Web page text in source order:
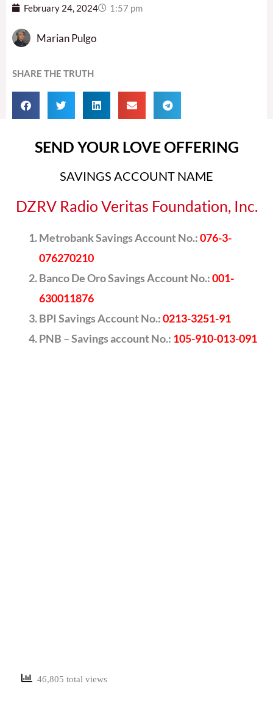
February 24, 2024 1:57 pm
Marian Pulgo
SHARE THE TRUTH
SEND YOUR LOVE OFFERING
SAVINGS ACCOUNT NAME
DZRV Radio Veritas Foundation, Inc.
Metrobank Savings Account No.:076-3-
076270210
Banco De Oro Savings Account No.:001-
630011876
BPI Savings Account No.:0213-3251-91
PNB – Savings account No.: 105-910-013-091
46,805 total views